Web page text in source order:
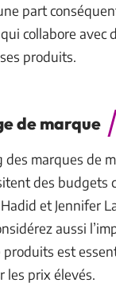
part
collabore
produits.
de marque
des marques de
des budgets
et Jennifer
aussi
est
les prix élevés.